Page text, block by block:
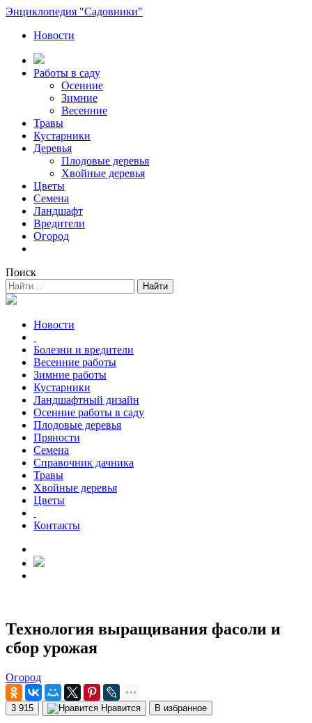
Энциклопедия "Садовники"
Новости
Работы в саду
Осенние
Зимние
Весенние
Травы
Кустарники
Деревья
Плодовые деревья
Хвойные деревья
Цветы
Семена
Ландшафт
Вредители
Огород
Поиск
Новости
Болезни и вредители
Весенние работы
Зимние работы
Кустарники
Ландшафтный дизайн
Осенние работы в саду
Плодовые деревья
Пряности
Семена
Справочник дачника
Травы
Хвойные деревья
Цветы
Контакты
Технология выращивания фасоли и
сбор урожая
Огород
3 915 Нравится В избранное